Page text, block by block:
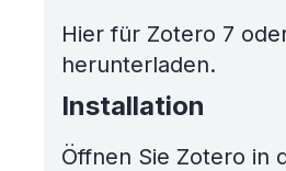
Hier für Zotero 7
herunterladen.
Installation
Öffnen Sie Zotero in